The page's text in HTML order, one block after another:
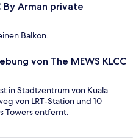
By Arman private
Balkon.
von The MEWS KLCC
in Stadtzentrum von Kuala
von LRT-Station und 10
Towers entfernt.